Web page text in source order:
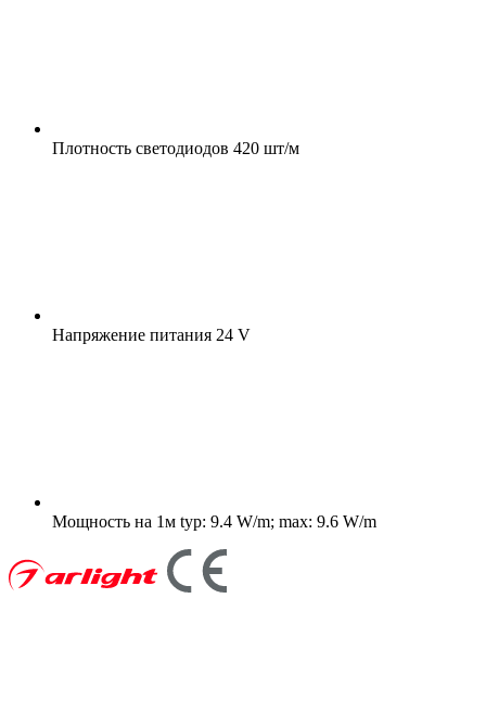
Плотность светодиодов 420 шт/м
Напряжение питания 24 V
Мощность на 1м typ: 9.4 W/m; max: 9.6 W/m